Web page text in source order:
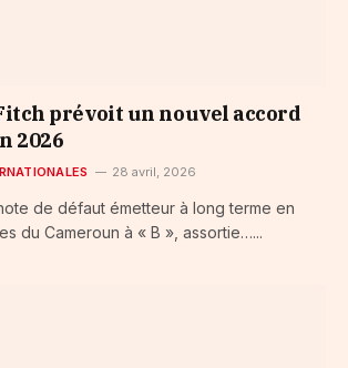
prévoit un nouvel accord
2026
28 avril, 2026
de défaut émetteur à long terme en
du Cameroun à « B », assortie…...